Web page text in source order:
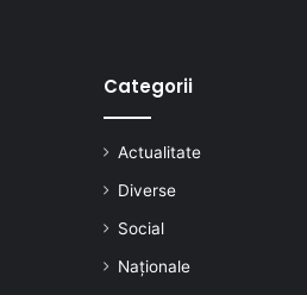
Categorii
Actualitate
Diverse
Social
Naționale